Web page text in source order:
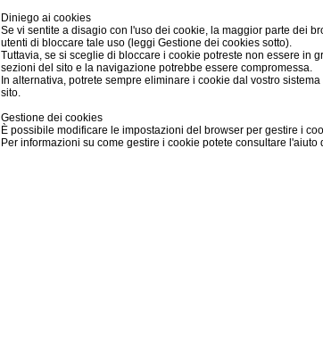
Diniego ai cookies
Se vi sentite a disagio con l'uso dei cookie, la maggior parte dei
utenti di bloccare tale uso (leggi Gestione dei cookies sotto).
Tuttavia, se si sceglie di bloccare i cookie potreste non essere in
sezioni del sito e la navigazione potrebbe essere compromessa.
In alternativa, potrete sempre eliminare i cookie dal vostro
sito.
Gestione dei cookies
È possibile modificare le impostazioni del browser per gestire i
Per informazioni su come gestire i cookie potete consultare l'aiuto